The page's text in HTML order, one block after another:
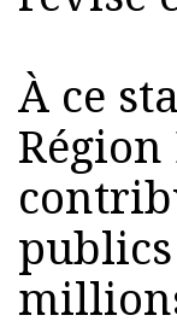
À ce